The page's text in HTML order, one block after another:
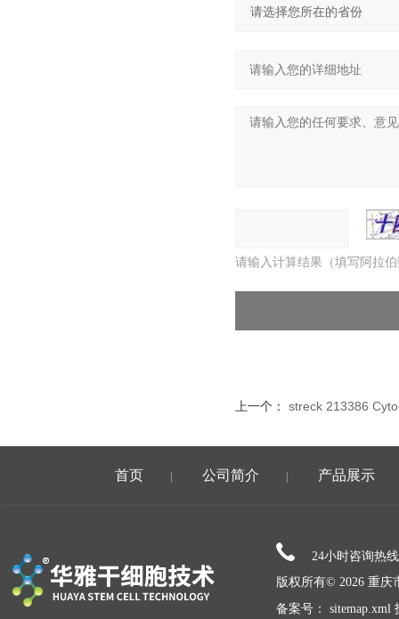
请输入计算结果（填写阿拉
上一个： streck 213386
首页 公司简介 产品展示
24小时咨询热
版权所有© 2026 重庆
备案号：
sitemap.xml